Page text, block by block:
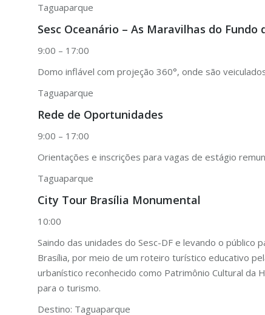
Taguaparque
Sesc Oceanário – As Maravilhas do Fundo
9:00 – 17:00
Domo inflável com projeção 360°, onde são
Taguaparque
Rede de Oportunidades
9:00 – 17:00
Orientações e inscrições para vagas de estágio
Taguaparque
City Tour Brasília Monumental
10:00
Saindo das unidades do Sesc-DF e levando o público
Brasília, por meio de um roteiro turístico educativo
urbanístico reconhecido como Patrimônio Cultural da
para o turismo.
Destino: Taguaparque